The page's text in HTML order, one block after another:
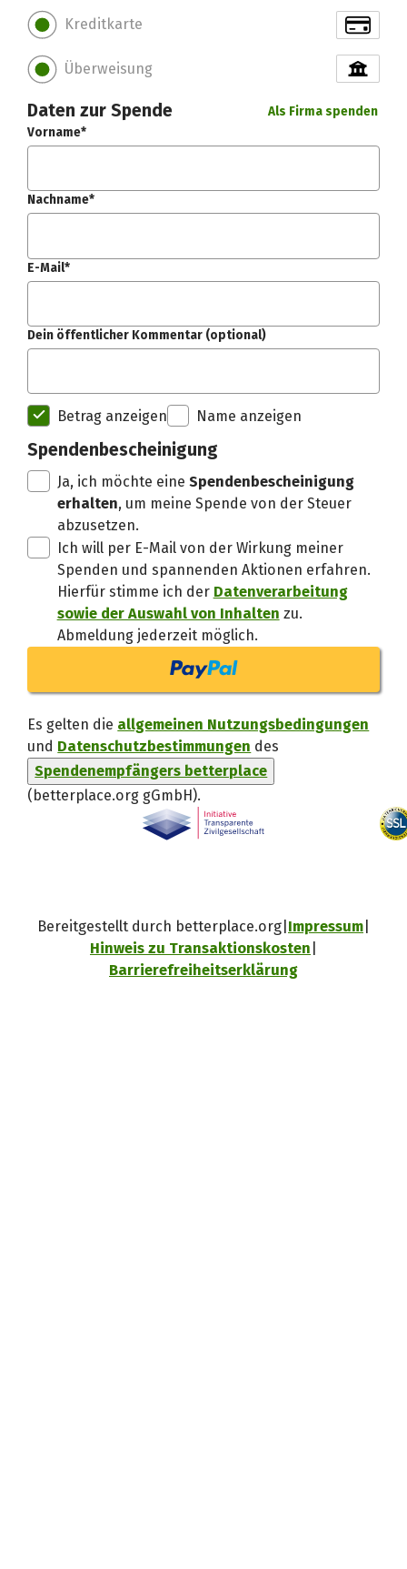
Kreditkarte
Überweisung
Daten zur Spende
Als Firma spenden
Vorname*
Nachname*
E-Mail*
Dein öffentlicher Kommentar (optional)
Betrag anzeigen Name anzeigen
Spendenbescheinigung
Ja, ich möchte eine Spendenbescheinigung
erhalten, um meine Spende von der Steuer
abzusetzen.
Ich will per E-Mail von der Wirkung meiner
Spenden und spannenden Aktionen erfahren.
Hierfür stimme ich der Datenverarbeitung
sowie der Auswahl von Inhalten zu.
Abmeldung jederzeit möglich.
Es gelten die allgemeinen Nutzungsbedingungen
und Datenschutzbestimmungen des
Spendenempfängers betterplace
(betterplace.org gGmbH)
Spendenempfänger
.
Bereitgestellt durch betterplace.org Impressum
Hinweis zu Transaktionskosten
Barrierefreiheitserklärung